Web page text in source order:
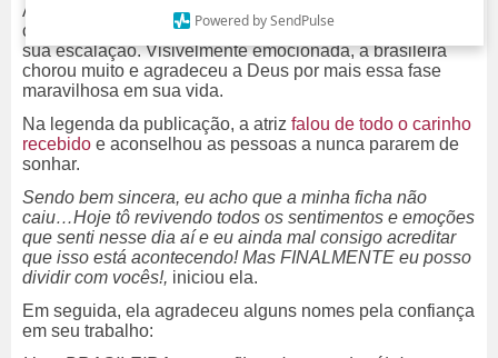
Powered by SendPulse
Após a confirmação e a repercussão do assunto, Bruna
compartilhou um vídeo do momento em que soube da
sua escalação. Visivelmente emocionada, a brasileira
chorou muito e agradeceu a Deus por mais essa fase
maravilhosa em sua vida.
Na legenda da publicação, a atriz falou de todo o carinho
recebido e aconselhou as pessoas a nunca pararem de
sonhar.
Sendo bem sincera, eu acho que a minha ficha não
caiu…Hoje tô revivendo todos os sentimentos e emoções
que senti nesse dia aí e eu ainda mal consigo acreditar
que isso está acontecendo! Mas FINALMENTE eu posso
dividir com vocês!, iniciou ela.
Em seguida, ela agradeceu alguns nomes pela confiança
em seu trabalho: